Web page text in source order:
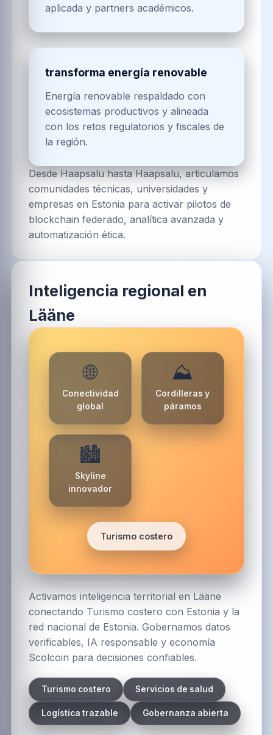
aplicada y partners académicos.
transforma energía renovable
Energía renovable respaldado con
ecosistemas productivos y alineada
con los retos regulatorios y fiscales de
la región.
Desde Haapsalu hasta Haapsalu, articulamos
comunidades técnicas, universidades y
empresas en Estonia para activar pilotos de
blockchain federado, analítica avanzada y
automatización ética.
Inteligencia regional en
Lääne
🌐
Conectividad
global
⛰️
Cordilleras y
páramos
🏙️
Skyline
innovador
Turismo costero
Activamos inteligencia territorial en Lääne
conectando Turismo costero con Estonia y la
red nacional de Estonia. Gobernamos datos
verificables, IA responsable y economía
Scolcoin para decisiones confiables.
Turismo costero Servicios de salud
Logística trazable Gobernanza abierta